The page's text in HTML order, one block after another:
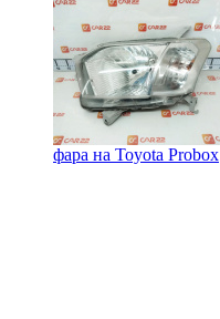
фара на Toyota Probox